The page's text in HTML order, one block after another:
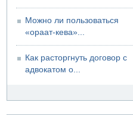
Можно ли пользоваться
«ораат-кева»...
Как расторгнуть договор с
адвокатом о...